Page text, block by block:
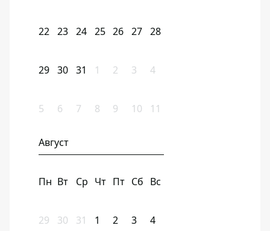
22 23 24 25 26 27 28
29 30 31 1 2 3 4
5 6 7 8 9 10 11
Август
Пн Вт Ср Чт Пт Сб Вс
29 30 31 1 2 3 4